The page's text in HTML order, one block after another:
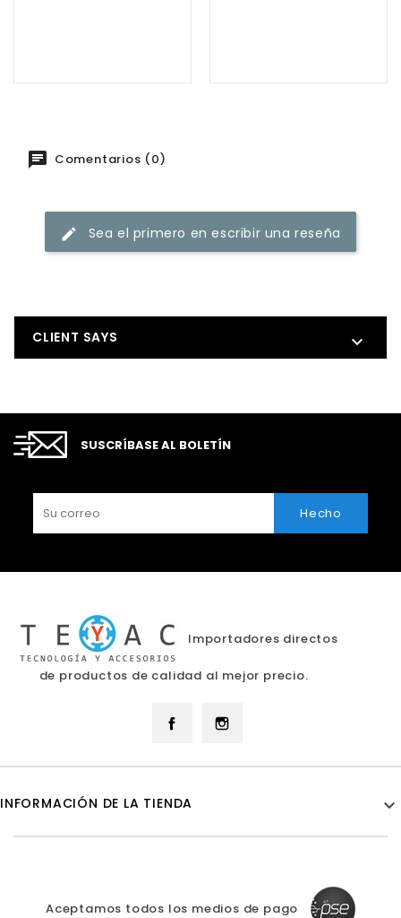
Comentarios (0)
Sea el primero en escribir una reseña
CLIENT SAYS 
SUSCRÍBASE AL BOLETÍN
Importadores directos
de productos de calidad al mejor precio.
Facebook
INFORMACIÓN DE LA TIENDA 
Aceptamos todos los medios de pago